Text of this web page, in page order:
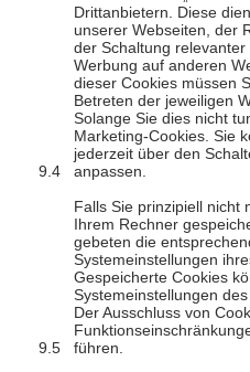
Drittanbietern. Diese
unserer Webseiten, der
der Schaltung
Werbung auf anderen
dieser Cookies müssen
Betreten der jeweiligen
Solange Sie dies nicht
Marketing-Cookies. Sie
jederzeit über den
anpassen.
Falls Sie prinzipiell nicht
Ihrem Rechner
gebeten die
Systemeinstellungen
Gespeicherte Cookies
Systemeinstellungen
Der Ausschluss von
führen.